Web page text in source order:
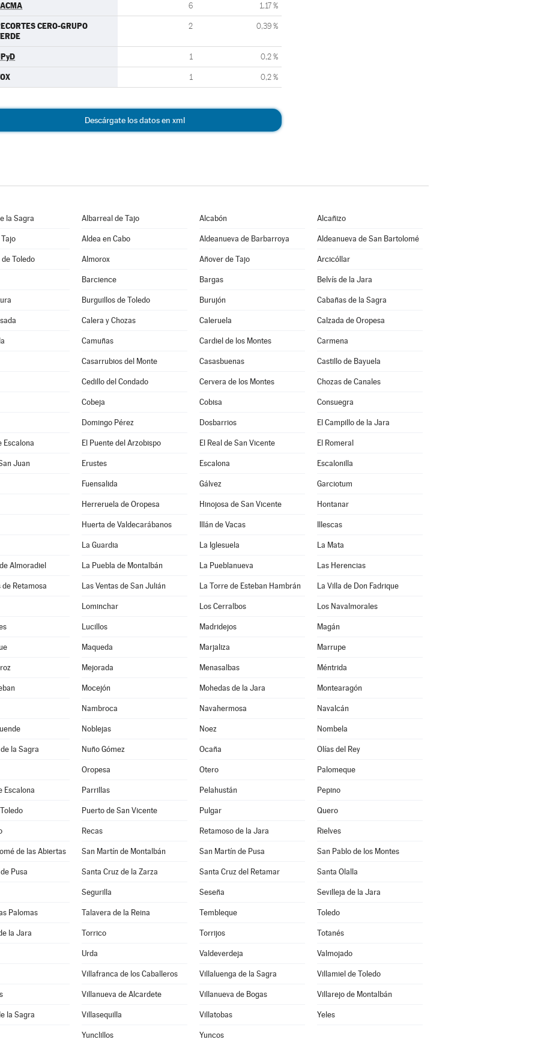
6 1,17 %
CERO-GRUPO
2 0,39 %
1 0,2 %
1 0,2 %
Descárgate los datos en xml
la Sagra Albarreal de Tajo Alcabón Alcañizo
Aldea en Cabo Aldeanueva de Barbarroya Aldeanueva de San Bartolomé
Toledo Almorox Añover de Tajo Arcicóllar
Barcience Bargas Belvís de la Jara
Burguillos de Toledo Burujón Cabañas de la Sagra
Calera y Chozas Caleruela Calzada de Oropesa
Camuñas Cardiel de los Montes Carmena
Casarrubios del Monte Casasbuenas Castillo de Bayuela
Cedillo del Condado Cervera de los Montes Chozas de Canales
Cobeja Cobisa Consuegra
Domingo Pérez Dosbarrios El Campillo de la Jara
Escalona El Puente del Arzobispo El Real de San Vicente El Romeral
Juan Erustes Escalona Escalonilla
Fuensalida Gálvez Garciotum
Herreruela de Oropesa Hinojosa de San Vicente Hontanar
Huerta de Valdecarábanos Illán de Vacas Illescas
La Guardia La Iglesuela La Mata
Almoradiel La Puebla de Montalbán La Pueblanueva Las Herencias
de Retamosa Las Ventas de San Julián La Torre de Esteban Hambrán La Villa de Don Fadrique
Lominchar Los Cerralbos Los Navalmorales
Lucillos Madridejos Magán
Maqueda Marjaliza Marrupe
Mejorada Menasalbas Méntrida
Mocejón Mohedas de la Jara Montearagón
Nambroca Navahermosa Navalcán
Noblejas Noez Nombela
la Sagra Nuño Gómez Ocaña Olías del Rey
Oropesa Otero Palomeque
Escalona Parrillas Pelahustán Pepino
Puerto de San Vicente Pulgar Quero
Recas Retamoso de la Jara Rielves
de las Abiertas San Martín de Montalbán San Martín de Pusa San Pablo de los Montes
Pusa Santa Cruz de la Zarza Santa Cruz del Retamar Santa Olalla
Segurilla Seseña Sevilleja de la Jara
Palomas Talavera de la Reina Tembleque Toledo
la Jara Torrico Torrijos Totanés
Urda Valdeverdeja Valmojado
Villafranca de los Caballeros Villaluenga de la Sagra Villamiel de Toledo
Villanueva de Alcardete Villanueva de Bogas Villarejo de Montalbán
la Sagra Villasequilla Villatobas Yeles
Yunclillos Yuncos